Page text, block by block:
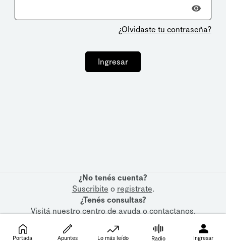
¿Olvidaste tu contraseña?
Ingresar
¿No tenés cuenta?
Suscribite o registrate.
¿Tenés consultas?
Visitá nuestrocentro de ayudaocontactanos.
Portada Apuntes Lo más leído Radio Ingresar